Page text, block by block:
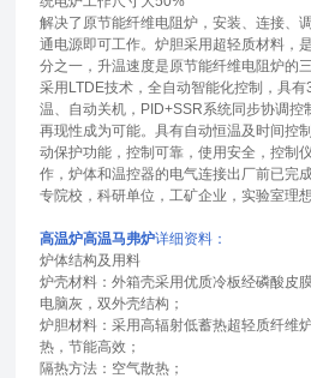
解决了原节能纤维电阻炉，安装、连接、
通电源即可工作。炉胆采用超轻质材料，
分之一，升温速度是原节能纤维电阻炉的
采用LTDE技术，全自动智能化控制，具
温、自动关机，PID+SSR系统同步协调控
再现性成为可能。具有自动恒温及时间控
动保护功能，控制可靠，使用安全，控制
作，炉体和温控器的电气连接出厂前已完
专院校，科研单位，工矿企业，实验室理
高温炉高温马弗炉详细资料：
炉体结构及用料
炉壳材料：外箱壳采用优质冷板经磷酸皮
电脑灰，双外壳结构；
炉胆材料：采用高辐射低蓄热超轻质纤维
热，节能高效；
隔热方法：空气散热；